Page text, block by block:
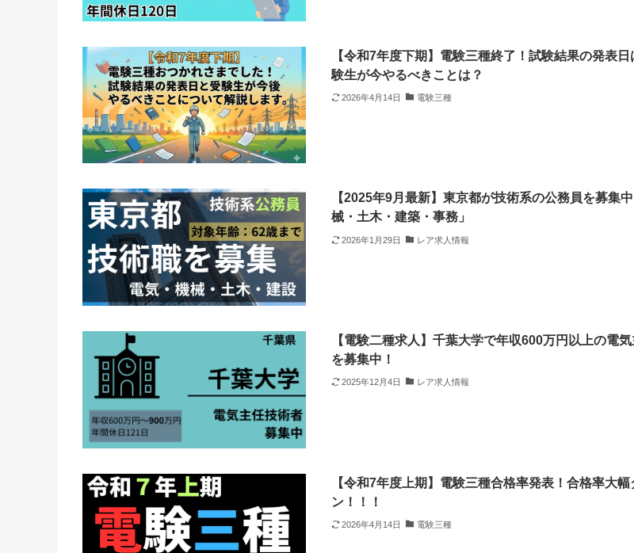
【令和7年度下期】電験三種終了！試験結果の発表
験生が今やるべきことは？
2026年4月14日 電験三種
【2025年9月最新】東京都が技術系の公務員を募集
械・土木・建築・事務」
2026年1月29日 レア求人情報
【電験二種求人】千葉大学で年収600万円以上の電
を募集中！
2025年12月4日 レア求人情報
【令和7年度上期】電験三種合格率発表！合格率大幅
ン！！！
2026年4月14日 電験三種